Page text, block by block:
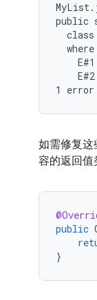
public
如需修复这
容的返回值
public
}